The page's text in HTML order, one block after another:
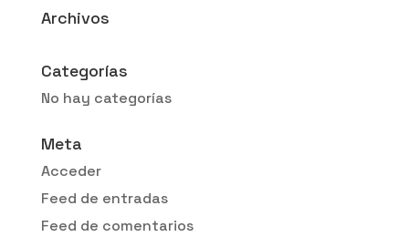
Archivos
Categorías
No hay categorías
Meta
Acceder
Feed de entradas
Feed de comentarios